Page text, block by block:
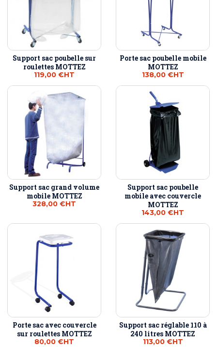
Support sac poubelle sur
roulettes MOTTEZ
119,00 €HT
Porte sac poubelle mobile
MOTTEZ
138,00 €HT
Support sac grand volume
mobile MOTTEZ
328,00 €HT
Support sac poubelle
mobile avec couvercle
MOTTEZ
143,00 €HT
Porte sac avec couvercle
sur roulettes MOTTEZ
80,00 €HT
Support sac réglable 110 à
240 litres MOTTEZ
113,00 €HT